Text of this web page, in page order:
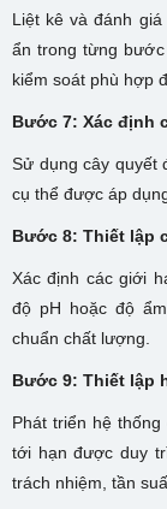
Liệt kê và đánh
ẩn trong từng
kiểm soát phù hợp
Bước 7: Xác định
Sử dụng cây quyết
cụ thể được áp
Bước 8: Thiết lập
Xác định các giới
độ pH hoặc độ
chuẩn chất lượng.
Bước 9: Thiết lập
Phát triển hệ
tới hạn được duy
trách nhiệm, tần